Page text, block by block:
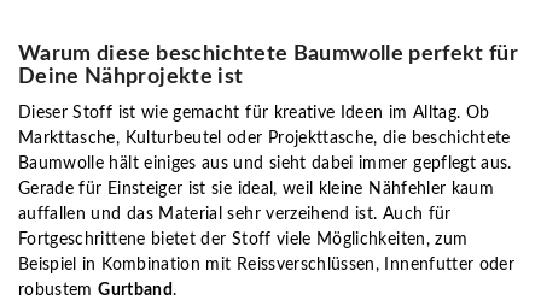
Warum diese beschichtete Baumwolle perfekt für
Deine Nähprojekte ist
Dieser Stoff ist wie gemacht für kreative Ideen im Alltag. Ob
Markttasche, Kulturbeutel oder Projekttasche, die beschichtete
Baumwolle hält einiges aus und sieht dabei immer gepflegt aus.
Gerade für Einsteiger ist sie ideal, weil kleine Nähfehler kaum
auffallen und das Material sehr verzeihend ist. Auch für
Fortgeschrittene bietet der Stoff viele Möglichkeiten, zum
Beispiel in Kombination mit Reissverschlüssen, Innenfutter oder
robustemGurtband.